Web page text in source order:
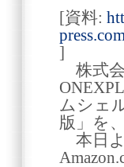
[資料:
]
株式会
ムシェ
版」を
本日よ